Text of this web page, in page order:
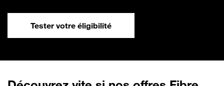
Tester votre éligibilité